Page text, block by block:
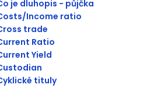
je dluhopis - půjčka
Income ratio
trade
Ratio
Yield
tituly